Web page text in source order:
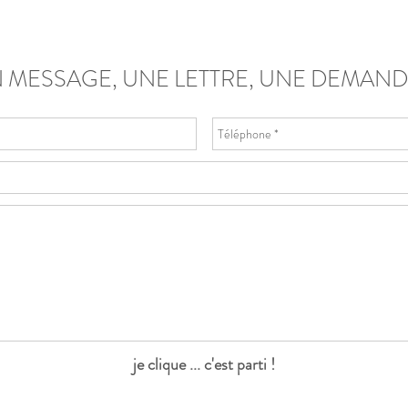
UNE LETTRE, UNE
je clique ... c'est parti !